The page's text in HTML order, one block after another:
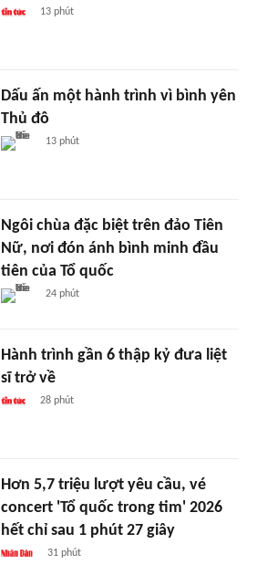
13 phút
Dấu ấn một hành trình vì bình yên
Thủ đô
13 phút
Ngôi chùa đặc biệt trên đảo Tiên
Nữ, nơi đón ánh bình minh đầu
tiên của Tổ quốc
24 phút
Hành trình gần 6 thập kỷ đưa liệt
sĩ trở về
28 phút
Hơn 5,7 triệu lượt yêu cầu, vé
concert 'Tổ quốc trong tim' 2026
hết chỉ sau 1 phút 27 giây
31 phút